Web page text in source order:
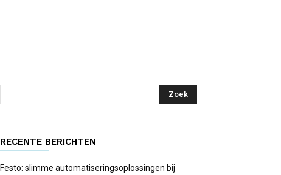
RECENTE BERICHTEN
Festo: slimme automatiseringsoplossingen bij